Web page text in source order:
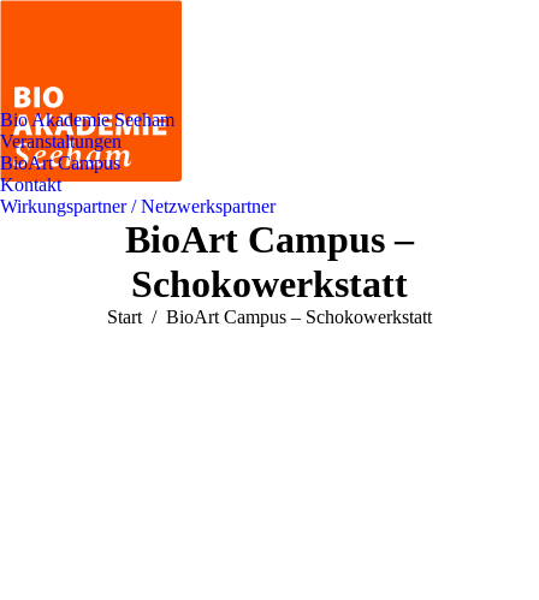
Bio Akademie Seeham
Veranstaltungen
BioArt Campus
Kontakt
Wirkungspartner / Netzwerkspartner
BioArt Campus –
Schokowerkstatt
Sie befinden sich hier:
Start BioArt Campus – Schokowerkstatt